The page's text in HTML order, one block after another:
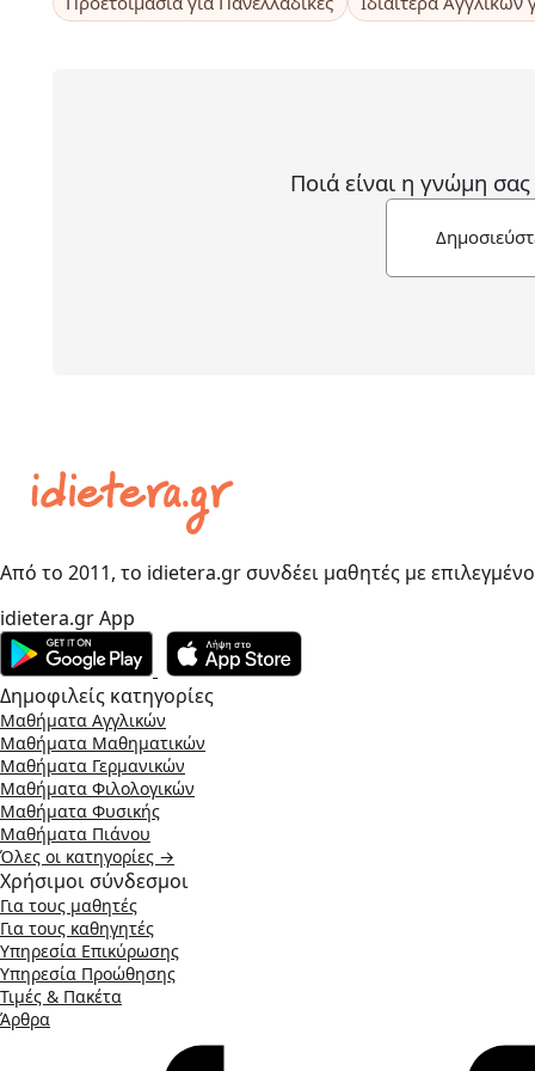
Ποιά είναι η γνώμη
Από το 2011, το idietera.gr συνδέει μαθητές με
idietera.gr App
Δημοφιλείς κατηγορίες
Μαθήματα Αγγλικών
Μαθήματα Μαθηματικών
Μαθήματα Γερμανικών
Μαθήματα Φιλολογικών
Μαθήματα Φυσικής
Μαθήματα Πιάνου
Όλες οι κατηγορίες →
Χρήσιμοι σύνδεσμοι
Για τους μαθητές
Για τους καθηγητές
Υπηρεσία Επικύρωσης
Υπηρεσία Προώθησης
Τιμές & Πακέτα
Άρθρα